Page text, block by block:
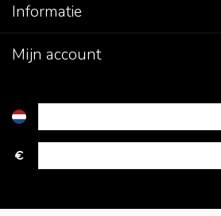
Informatie
Mijn account
€